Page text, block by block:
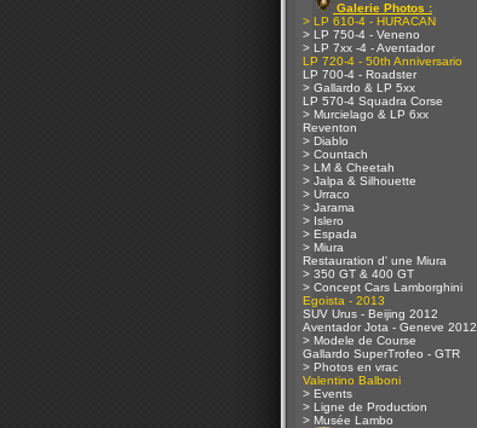
Galerie Photos :
> LP 610-4 - HURACAN
> LP 750-4 - Veneno
> LP 7xx -4 - Aventador
LP 720-4 - 50th Anniversario
LP 700-4 - Roadster
> Gallardo & LP 5xx
LP 570-4 Squadra Corse
> Murcielago & LP 6xx
Reventon
> Diablo
> Countach
> LM & Cheetah
> Jalpa & Silhouette
> Urraco
> Jarama
> Islero
> Espada
> Miura
Restauration d' une Miura
> 350 GT & 400 GT
> Concept Cars Lamborghini
Egoista - 2013
SUV Urus - Beijing 2012
Aventador Jota - Geneve 2012
> Modele de Course
Gallardo SuperTrofeo - GTR
> Photos en vrac
Valentino Balboni
> Events
> Ligne de Production
> Musée Lambo